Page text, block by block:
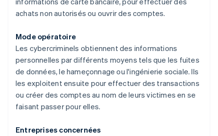
achats non autorisés ou ouvrir des comptes.
Mode opératoire
Les cybercriminels obtiennent des informations
personnelles par différents moyens tels que les fuites
de données, le hameçonnage ou l'ingénierie sociale. Ils
les exploitent ensuite pour effectuer des transactions
ou créer des comptes au nom de leurs victimes en se
faisant passer pour elles.
Entreprises concernées